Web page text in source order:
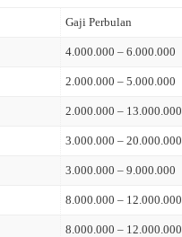
Gaji Perbulan
4.000.000 – 6.000.000
2.000.000 – 5.000.000
2.000.000 – 13.000.000
3.000.000 – 20.000.000
3.000.000 – 9.000.000
8.000.000 – 12.000.000
8.000.000 – 12.000.000